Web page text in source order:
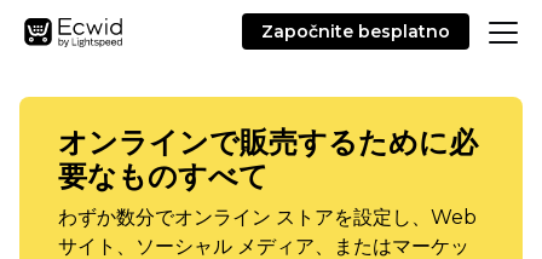
Započnite besplatno
オンラインで販売するために必
要なものすべて
わずか数分でオンライン ストアを設定し、Web
サイト、ソーシャル メディア、またはマーケッ